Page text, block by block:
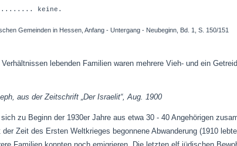
keine.
Gemeinden in Hessen, Anfang - Untergang - Neubeginn, Bd. 1, S. 150/151
lebenden Familien waren mehrere Vieh- und ein
aus der Zeitschrift „Der Israelit“, Aug. 1900
zu Beginn der 1930er Jahre aus etwa 30 - 40 Angehörigen
Zeit des Ersten Weltkrieges begonnene Abwanderung (1910